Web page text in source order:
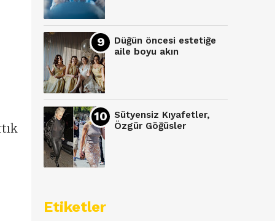
Düğün öncesi estetiğe
aile boyu akın
Sütyensiz Kıyafetler,
Özgür Göğüsler
Etiketler